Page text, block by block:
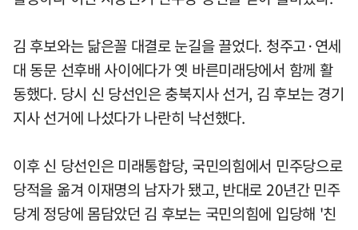
김 후보와는 닮은꼴 대결로 눈길을 끌었다. 청주고·연세
대 동문 선후배 사이에다가 옛 바른미래당에서 함께 활
동했다. 당시 신 당선인은 충북지사 선거, 김 후보는 경기
지사 선거에 나섰다가 나란히 낙선했다.
이후 신 당선인은 미래통합당, 국민의힘에서 민주당으로
당적을 옮겨 이재명의 남자가 됐고, 반대로 20년간 민주
당계 정당에 몸담았던 김 후보는 국민의힘에 입당해 '친